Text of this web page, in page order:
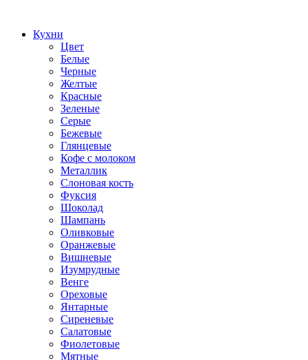
Кухни
Цвет
Белые
Черные
Желтые
Красные
Зеленые
Серые
Бежевые
Глянцевые
Кофе с молоком
Металлик
Слоновая кость
Фуксия
Шоколад
Шампань
Оливковые
Оранжевые
Вишневые
Изумрудные
Венге
Ореховые
Янтарные
Сиреневые
Салатовые
Фиолетовые
Мятные